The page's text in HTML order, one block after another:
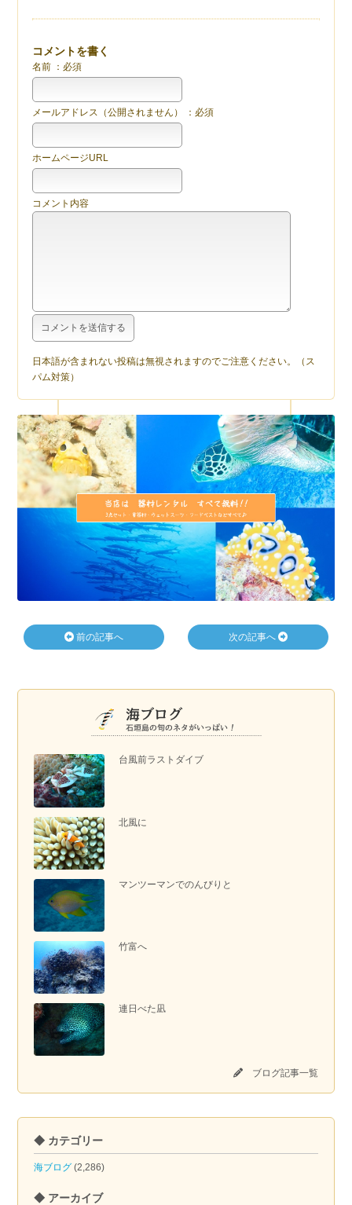
台風前ラストダイブ
北風に
マンツーマンでのんびりと
竹富へ
連日べた凪
ブログ記事一覧
◆ カテゴリー
海ブログ (2,286)
◆ アーカイブ
コメントを書く
名前 ：必須
メールアドレス（公開されません） ：必須
ホームページURL
コメント内容
日本語が含まれない投稿は無視されますのでご注意ください。（ス
パム対策）
前の記事へ 次の記事へ